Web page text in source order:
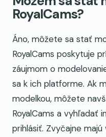
RoyalCams?
Áno, môžete sa stať
RoyalCams poskytuje
záujmom o
sa k ich platforme. Ak
modelkou, môžete
RoyalCams a vyhľadať
prihlásiť. Zvyčajne